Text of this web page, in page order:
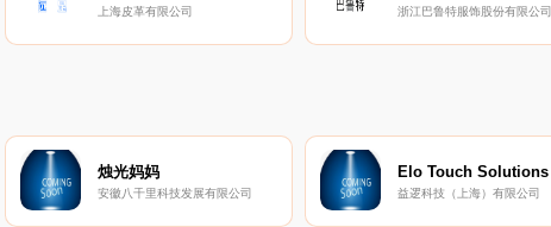
上海皮革有限公司 浙江巴鲁特服饰股份有限公司
烛光妈妈
安徽八千里科技发展有限公司
Elo Touch Solutions
益逻科技（上海）有限公司